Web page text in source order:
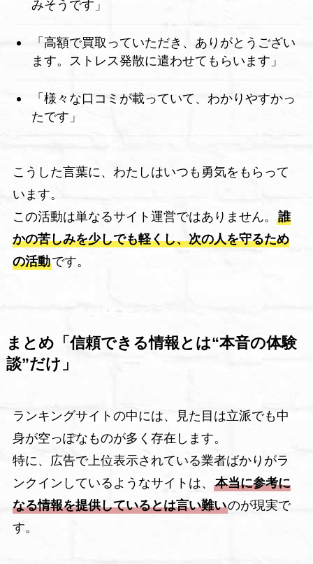
みそうです」
「高額で買取っていただき、ありがとうござい
ます。ストレス発散に遣わせてもらいます」
「様々な口コミが載っていて、わかりやすかっ
たです」
こうした言葉に、わたしはいつも勇気をもらって
います。
この活動は単なるサイト運営ではありません。 誰
かの苦しみを少しでも軽くし、次の人を守るため
の活動です。
まとめ「信頼できる情報とは“本音の体験
談”だけ」
ランキングサイトの中には、見た目は立派でも中
身が空っぽなものが多く存在します。
特に、広告で上位表示されている業者ばかりがラ
ンクインしているようなサイトは、 本当に参考に
なる情報を提供しているとは言い難いのが現実で
す。